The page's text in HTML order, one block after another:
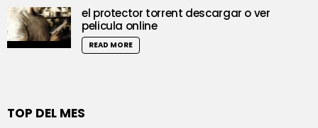
el protector torrent descargar o ver
pelicula online
READ MORE
TOP DEL MES